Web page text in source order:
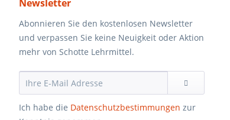
Newsletter
Abonnieren Sie den kostenlosen Newsletter
und verpassen Sie keine Neuigkeit oder Aktion
mehr von Schotte Lehrmittel.
Ich habe die Datenschutzbestimmungen zur